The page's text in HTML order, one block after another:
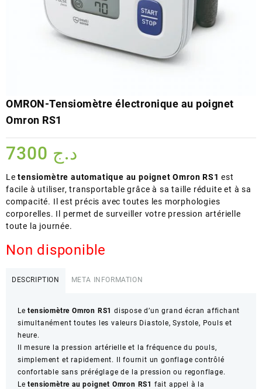
OMRON-Tensiomètre électronique au poignet
Omron RS1
د.ج
Letensiomètre automatique au poignet Omron RS1 est
facile à utiliser, transportable grâce à sa taille réduite et à sa
compacité. Il est précis avec toutes les morphologies
corporelles. Il permet de surveiller votre pression artérielle
toute la journée.
Non disponible
DESCRIPTION META INFORMATION
Letensiomètre Omron RS1 dispose d’un grand écran affichant
simultanément toutes les valeurs Diastole, Systole, Pouls et
heure.
Il mesure la pression artérielle et la fréquence du pouls,
simplement et rapidement. Il fournit un gonflage contrôlé
confortable sans préréglage de la pression ou regonflage.
Letensiomètre au poignet Omron RS1 fait appel à la